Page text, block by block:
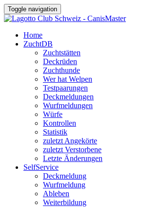
Toggle navigation
Home
ZuchtDB
Zuchtstätten
Deckrüden
Zuchthunde
Wer hat Welpen
Testpaarungen
Deckmeldungen
Wurfmeldungen
Würfe
Kontrollen
Statistik
zuletzt Angekörte
zuletzt Verstorbene
Letzte Änderungen
SelfService
Deckmeldung
Wurfmeldung
Ableben
Weiterbildung